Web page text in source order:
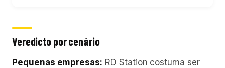
Veredicto por cenário
Pequenas empresas: RD Station costuma ser